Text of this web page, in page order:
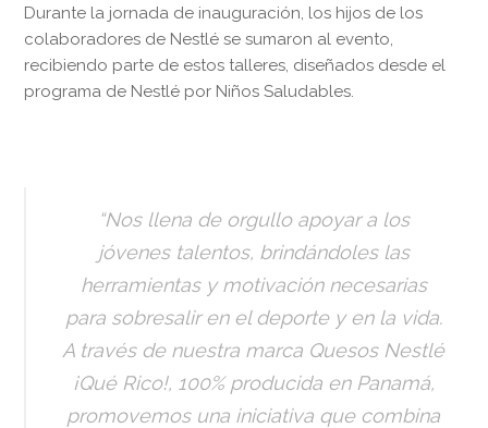
Durante la jornada de inauguración, los hijos de los
colaboradores de Nestlé se sumaron al evento,
recibiendo parte de estos talleres, diseñados desde el
programa de Nestlé por Niños Saludables.
“Nos llena de orgullo apoyar a los
jóvenes talentos, brindándoles las
herramientas y motivación necesarias
para sobresalir en el deporte y en la vida.
A través de nuestra marca Quesos Nestlé
¡Qué Rico!, 100% producida en Panamá,
promovemos una iniciativa que combina